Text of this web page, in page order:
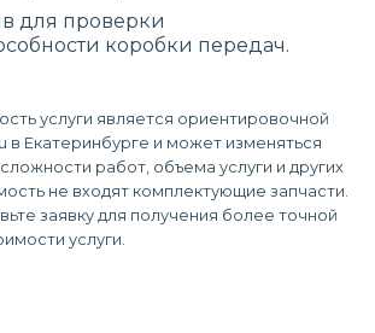
для проверки
коробки передач.
услуги является ориентировочной
в Екатеринбурге и может изменяться
работ, объема услуги и других
не входят комплектующие запчасти.
заявку для получения более точной
услуги.